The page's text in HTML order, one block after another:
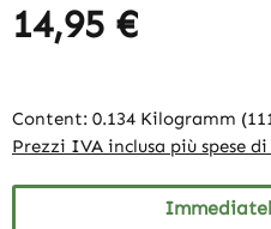
14,95 €
Content: 0.134 Kilogramm
Prezzi IVA inclusa più spese